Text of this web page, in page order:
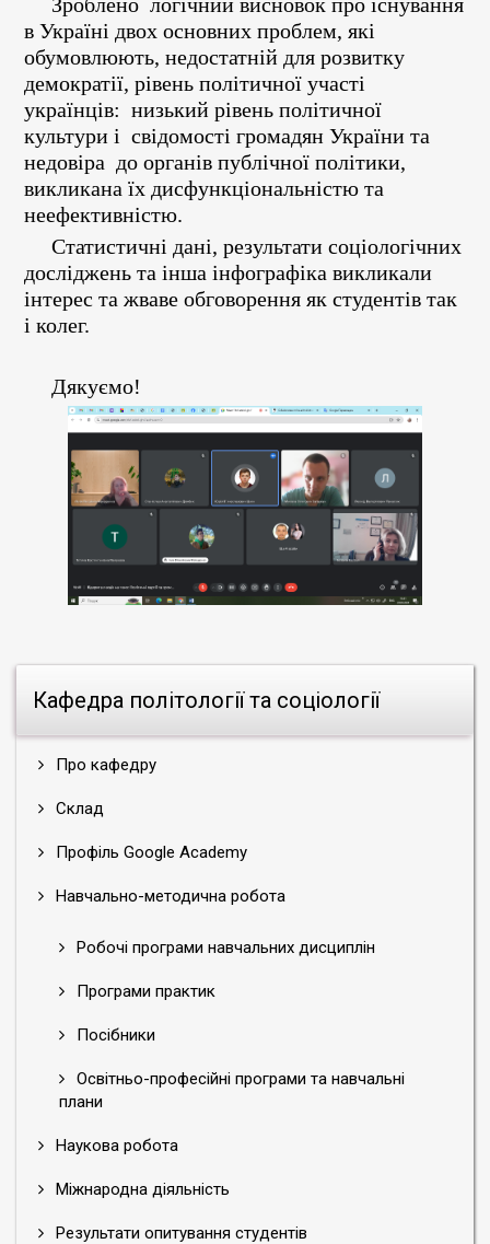
Кафедра політології та соціології
Про кафедру
Склад
Профіль Google Academy
Навчально-методична робота
Робочі програми навчальних дисциплін
Програми практик
Посібники
Освітньо-професійні програми та навчальні
плани
Наукова робота
Міжнародна діяльність
Результати опитування студентів
в Україні двох основних проблем, які
обумовлюють, недостатній для розвитку
демократії, рівень політичної участі
українців: низький рівень політичної
культури і свідомості громадян України та
недовіра до органів публічної політики,
викликана їх дисфункціональністю та
неефективністю.
Статистичні дані, результати соціологічних
досліджень та інша інфографіка викликали
інтерес та жваве обговорення як студентів так
і колег.
Дякуємо!